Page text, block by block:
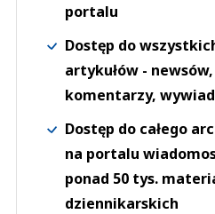
portalu
Dostęp do
artykułów -
komentarzy,
Dostęp do całego
na portalu
ponad 50 tys.
dziennikarskich